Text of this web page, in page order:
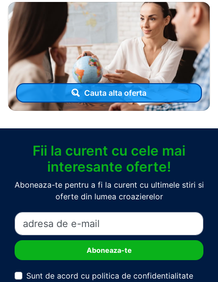
Cauta alta oferta
Fii la curent cu cele mai
interesante oferte!
Aboneaza-te pentru a fi la curent cu ultimele stiri si
oferte din lumea croazierelor
Sunt de acord cu politica de confidentialitate